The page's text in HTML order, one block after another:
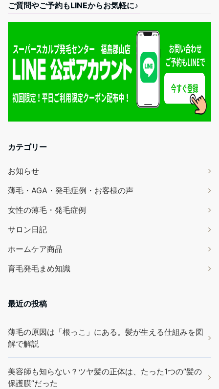
ご質問やご予約もLINEからお気軽に♪
カテゴリー
お知らせ
薄毛・AGA・発毛症例・お客様の声
女性の薄毛・発毛症例
サロン日記
ホームケア商品
育毛発毛まめ知識
最近の投稿
薄毛の原因は「根っこ」にある。髪が生える仕組みを図
解で解説
美容師も知らない？ツヤ髪の正体は、たった1つの”髪の
保護膜”だった